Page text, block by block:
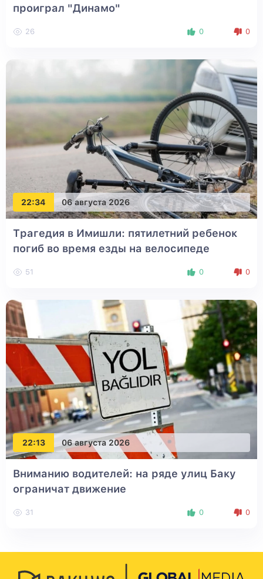
проиграл "Динамо"
26 0 0
22:34 06 августа 2026
Трагедия в Имишли: пятилетний ребенок
погиб во время езды на велосипеде
51 0 0
22:13 06 августа 2026
Вниманию водителей: на ряде улиц Баку
ограничат движение
31 0 0